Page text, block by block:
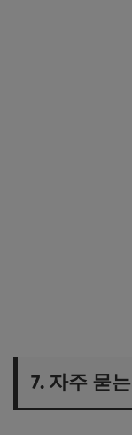
7. 자주 묻